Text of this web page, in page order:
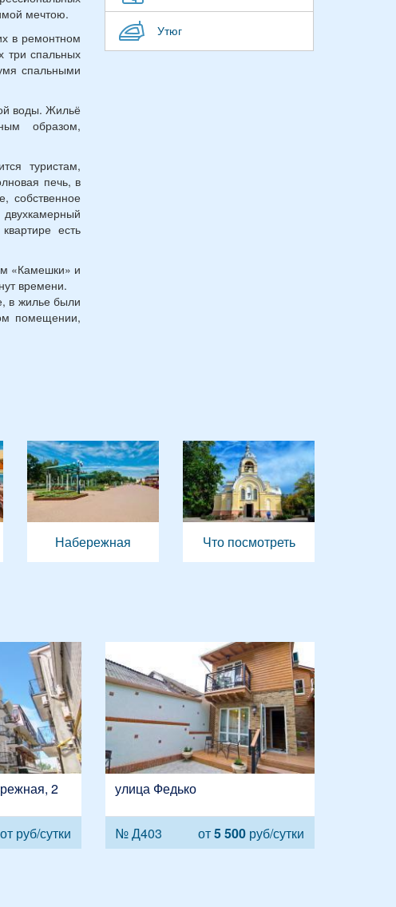
мечтою.
в ремонтном
три спальных
спальными
воды. Жильё
образом,
туристам,
печь, в
собственное
есть
«Камешки» и
времени.
в жилье были
помещении,
Утюг
Набережная Что посмотреть
2
от руб/сутки
улица Федько
№ Д403 от5 500 руб/сутки